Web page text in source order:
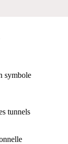
symbole
tunnels